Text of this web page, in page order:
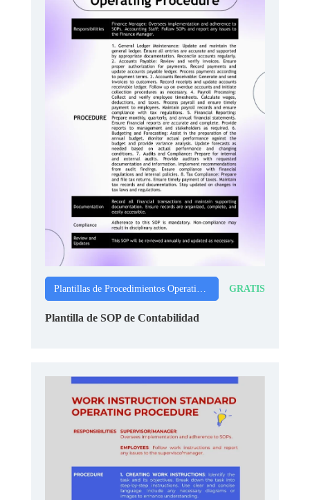
Plantillas de Procedimientos Operativos Estándar GRATIS
Plantilla de SOP de Contabilidad